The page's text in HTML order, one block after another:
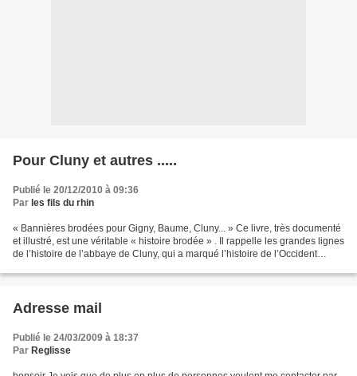
Pour Cluny et autres .....
Publié le 20/12/2010 à 09:36
Par les fils du rhin
« Bannières brodées pour Gigny, Baume, Cluny... » Ce livre, très documenté
et illustré, est une véritable « histoire brodée » . Il rappelle les grandes lignes
de l’histoire de l’abbaye de Cluny, qui a marqué l’histoire de l’Occident
Adresse mail
Publié le 24/03/2009 à 18:37
Par Reglisse